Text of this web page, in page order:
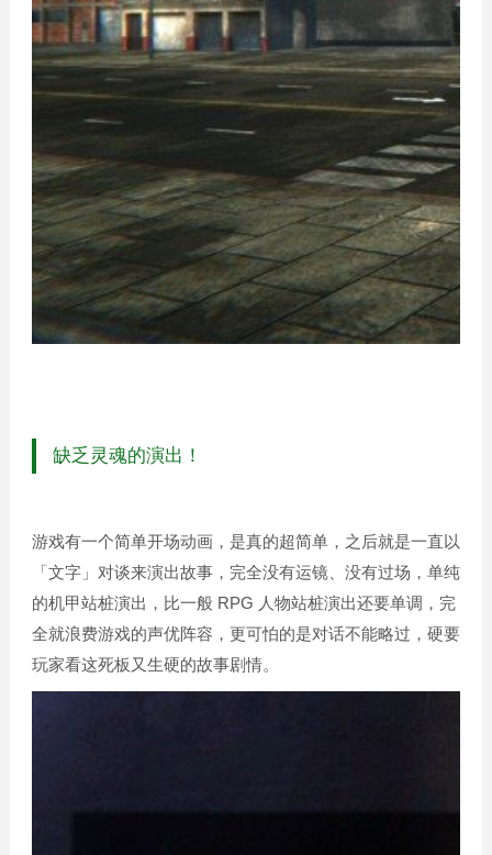
缺乏灵魂的演出！
游戏有一个简单开场动画，是真的超简单，之后就是一直以
「文字」对谈来演出故事，完全没有运镜、没有过场，单纯
的机甲站桩演出，比一般 RPG 人物站桩演出还要单调，完
全就浪费游戏的声优阵容，更可怕的是对话不能略过，硬要
玩家看这死板又生硬的故事剧情。